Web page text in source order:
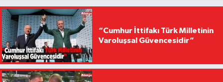
“Cumhur İttifakı Türk Milletinin
Varoluşsal Güvencesidir”